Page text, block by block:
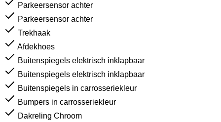
Parkeersensor achter
Parkeersensor achter
Trekhaak
Afdekhoes
Buitenspiegels elektrisch inklapbaar
Buitenspiegels elektrisch inklapbaar
Buitenspiegels in carrosseriekleur
Bumpers in carrosseriekleur
Dakreling Chroom